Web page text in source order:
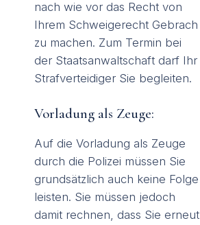
nach wie vor das Recht von
Ihrem Schweigerecht Gebrach
zu machen. Zum Termin bei
der Staatsanwaltschaft darf Ihr
Strafverteidiger Sie begleiten.
Vorladung als Zeuge:
Auf die Vorladung als Zeuge
durch die Polizei müssen Sie
grundsätzlich auch keine Folge
leisten. Sie müssen jedoch
damit rechnen, dass Sie erneut